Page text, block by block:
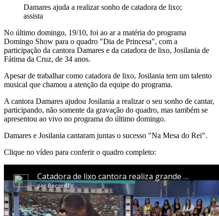
Damares ajuda a realizar sonho de catadora de lixo;
assista
No último domingo, 19/10, foi ao ar a matéria do programa
Domingo Show para o quadro "Dia de Princesa", com a
participação da cantora Damares e da catadora de lixo, Josilania de
Fátima da Cruz, de 34 anos.
Apesar de trabalhar como catadora de lixo, Josilania tem um talento
musical que chamou a atenção da equipe do programa.
A cantora Damares ajudou Josilania a realizar o seu sonho de cantar,
participando, não somente da gravação do quadro, mas também se
apresentou ao vivo no programa do último domingo.
Damares e Josilania cantaram juntas o sucesso "Na Mesa do Rei".
Clique no vídeo para conferir o quadro completo: